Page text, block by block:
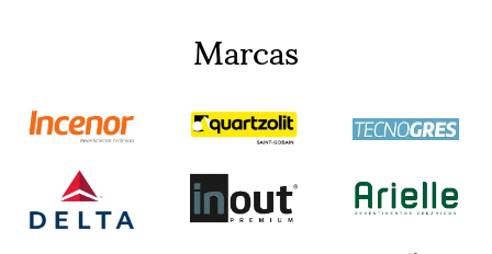
Marcas